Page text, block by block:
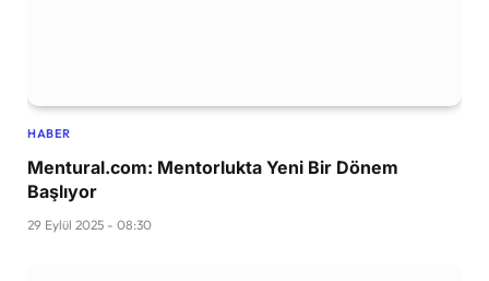
HABER
Mentural.com: Mentorlukta Yeni Bir Dönem
Başlıyor
29 Eylül 2025 - 08:30